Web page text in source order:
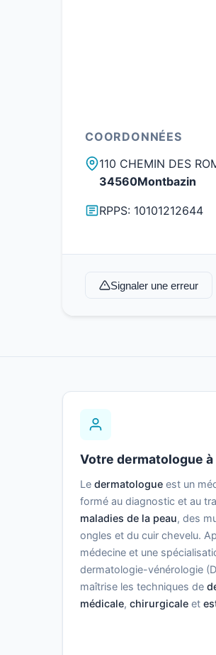
COORDONNÉES
110 CHEMIN DES
34560Montbazin
RPPS: 10101212644
Signaler une erreur
Votre dermatologue
Le dermatologue est un
formé au diagnostic et au
maladies de la peau, des
ongles et du cuir chevelu.
médecine et une
dermatologie-vénérologie
maîtrise les techniques de
médicale, chirurgicale et